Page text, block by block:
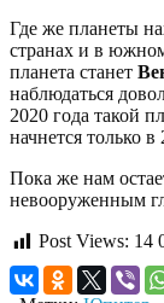
Где же планеты
странах и в
планета станет
наблюдаться
2020 года такой
начнется только в
Пока же нам
невооруженным
Post Views: 14